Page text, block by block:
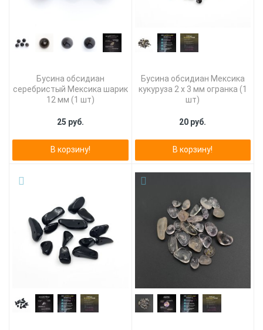
Бусина обсидиан
серебристый Мексика шарик
12 мм (1 шт)
25 руб.
В корзину!
Бусина обсидиан Мексика
кукуруза 2 х 3 мм огранка (1
шт)
20 руб.
В корзину!